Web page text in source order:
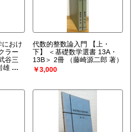
におけ
ラー
谷三
雄 訳
代数的整数論入門 【上・
下】 ＜基礎数学選書 13A・
13B＞ 2冊
（藤崎源二郎 著）
￥3,000